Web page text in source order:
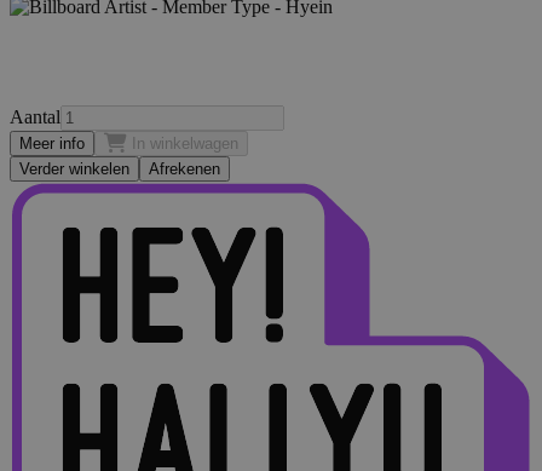
Aantal
Meer info
In winkelwagen
Verder winkelen
Afrekenen